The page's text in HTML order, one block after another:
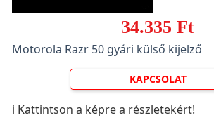
34.335 Ft
Motorola Razr 50 gyári külső kijelző
KAPCSOLAT
ℹ️ Kattintson a képre a részletekért!